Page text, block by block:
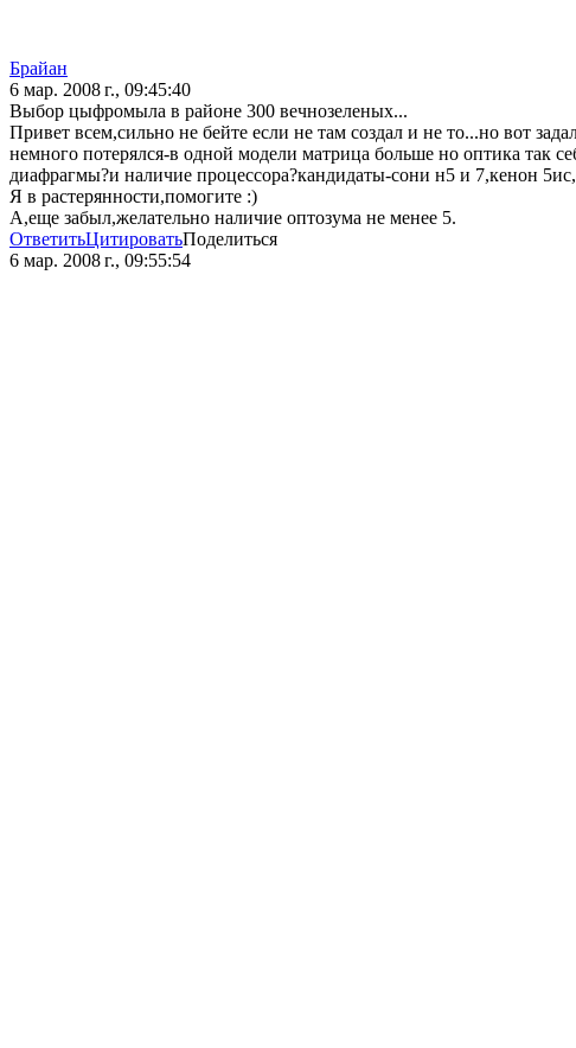
Брайан
6 мар. 2008 г., 09:45:40
Выбор цыфромыла в районе 300 вечнозеленых...
Привет всем,сильно не бейте если не там создал и не то...но вот
немного потерялся-в одной модели матрица больше но оптика так
диафрагмы?и наличие процессора?кандидаты-сони н5 и 7,кенон
Я в растерянности,помогите :)
А,еще забыл,желательно наличие оптозума не менее 5.
ОтветитьЦитироватьПоделиться
6 мар. 2008 г., 09:55:54